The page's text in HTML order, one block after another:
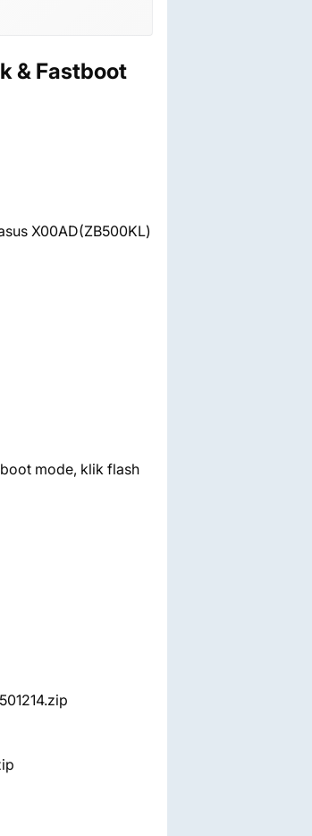
& Fastboot
X00AD(ZB500KL)
mode, klik flash